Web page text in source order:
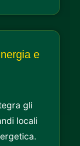
e
gli
locali